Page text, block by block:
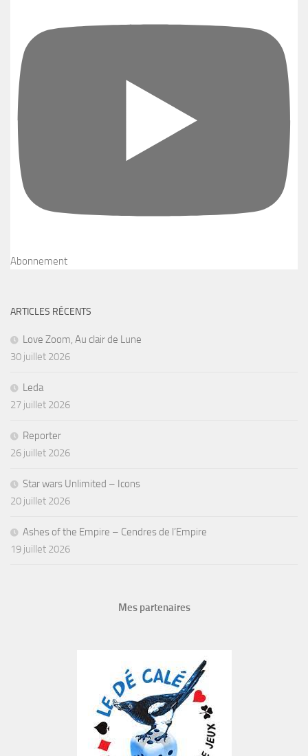
Abonnement
ARTICLES RÉCENTS
Love Zoom, Au clair de Lune
30 juillet 2026
Leda
27 juillet 2026
Reporter
26 juillet 2026
Star wars Unlimited – Icons
20 juillet 2026
Ashes of the Empire – Cendres de l’Empire
19 juillet 2026
Mes partenaires